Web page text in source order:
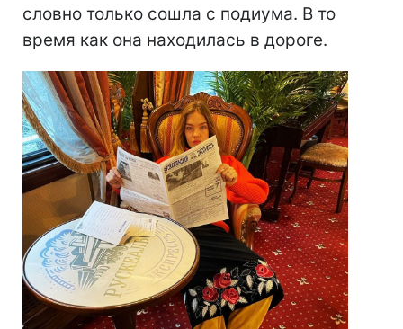
словно только сошла с подиума. В то
время как она находилась в дороге.